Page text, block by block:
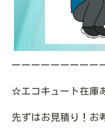
ーーーーーーーーー
☆エコキュート在庫
先ずはお見積り！お